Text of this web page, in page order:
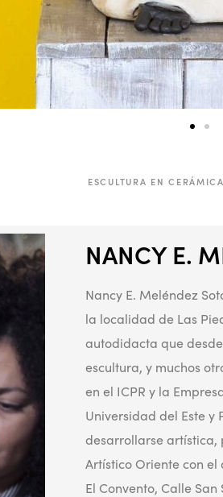
ESCULTURA EN
NANCY E.
Nancy E. Meléndez
la localidad de Las
autodidacta que
escultura, y muchos
en el ICPR y la
Universidad del Este
desarrollarse artística,
Artístico Oriente con el
El Convento, Calle